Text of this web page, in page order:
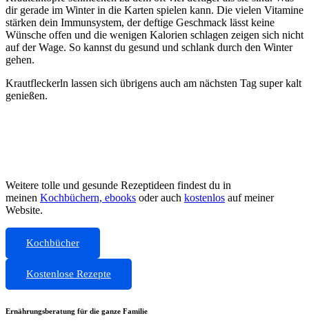
dir gerade im Winter in die Karten spielen kann. Die vielen Vitamine
stärken dein Immunsystem, der deftige Geschmack lässt keine
Wünsche offen und die wenigen Kalorien schlagen zeigen sich nicht
auf der Wage. So kannst du gesund und schlank durch den Winter
gehen.
Krautfleckerln lassen sich übrigens auch am nächsten Tag super kalt
genießen.
Weitere tolle und gesunde Rezeptideen findest du in
meinen Kochbüchern, ebooks oder auch kostenlos auf meiner
Website.
Kochbücher
Kostenlose Rezepte
Ernährungsberatung für die ganze Familie